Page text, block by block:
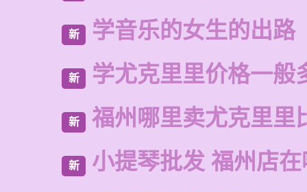
新 学音乐的女生的出路
新 学尤克里里价格一般
新 福州哪里卖尤克里里
新 小提琴批发 福州店